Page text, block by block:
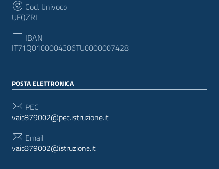
Cod. Univoco
UFQZRI
IBAN
IT71Q0100004306TU0000007428
POSTA ELETTRONICA
PEC
vaic879002@pec.istruzione.it
Email
vaic879002@istruzione.it